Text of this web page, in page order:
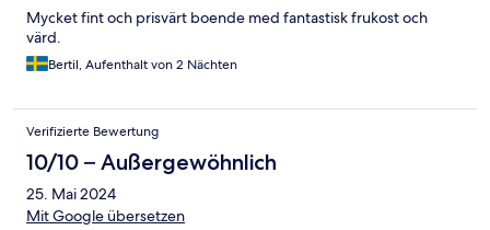
Mycket fint och prisvärt boende med fantastisk frukost och
värd.
Bertil, Aufenthalt von 2 Nächten
Verifizierte Bewertung
10/10 – Außergewöhnlich
25. Mai 2024
Mit Google übersetzen